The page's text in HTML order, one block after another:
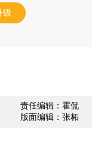
级
责任编辑：霍侃
版面编辑：张柘